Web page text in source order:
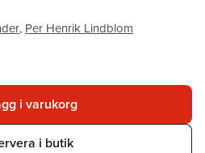
, Per Henrik Lindblom
i varukorg
i butik